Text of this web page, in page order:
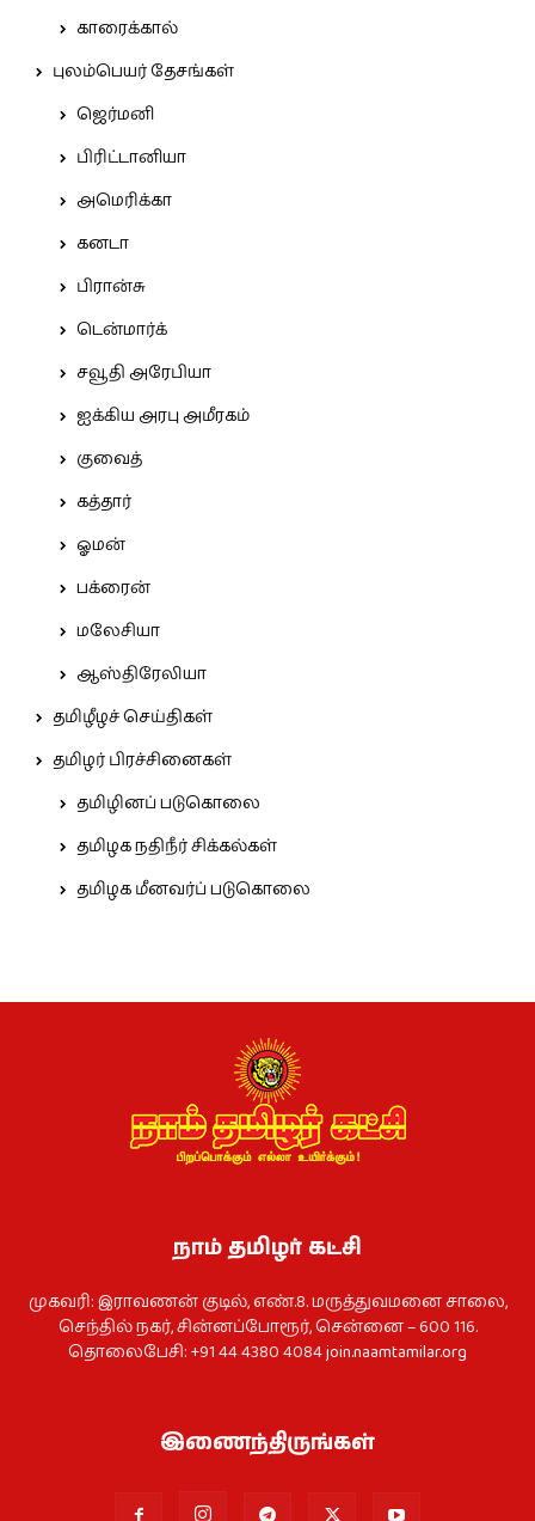
காரைக்கால்
புலம்பெயர் தேசங்கள்
ஜெர்மனி
பிரிட்டானியா
அமெரிக்கா
கனடா
பிரான்சு
டென்மார்க்
சவூதி அரேபியா
ஐக்கிய அரபு அமீரகம்
குவைத்
கத்தார்
ஓமன்
பக்ரைன்
மலேசியா
ஆஸ்திரேலியா
தமிழீழச் செய்திகள்
தமிழர் பிரச்சினைகள்
தமிழினப் படுகொலை
தமிழக நதிநீர் சிக்கல்கள்
தமிழக மீனவர்ப் படுகொலை
நாம் தமிழர் கட்சி
முகவரி: இராவணன் குடில், எண்.8. மருத்துவமனை சாலை,
செந்தில் நகர், சின்னப்போரூர், சென்னை – 600 116.
தொலைபேசி: +91 44 4380 4084join.naamtamilar.org
இணைந்திருங்கள்